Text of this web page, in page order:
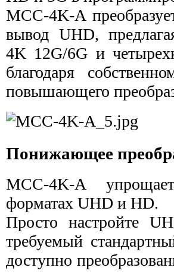
MCC-4K-A
вывод UHD,
4K 12G/6G и
благодаря
повышающего
Понижающее
MCC-4K-A
форматах UHD и HD.
Просто настройте
требуемый
доступно